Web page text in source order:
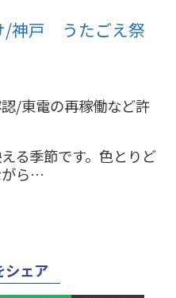
神戸 うたごえ祭
/東電の再稼働など許
る季節です。色とりど
がら…
シェア